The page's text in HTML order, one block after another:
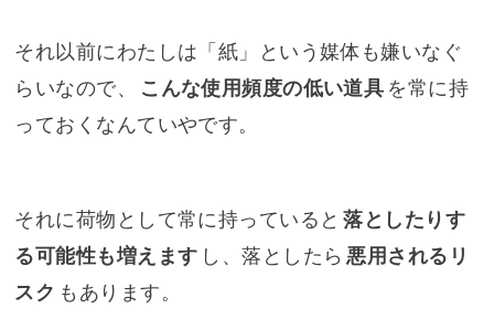
それ以前にわたしは「紙」という媒体も嫌いなぐ
らいなので、
こんな使用頻度の低い道具 を常に持
っておくなんていやです。
それに荷物として常に持っていると 落としたりす
る可能性も増えます し、落としたら 悪用されるリ
スク もあります。